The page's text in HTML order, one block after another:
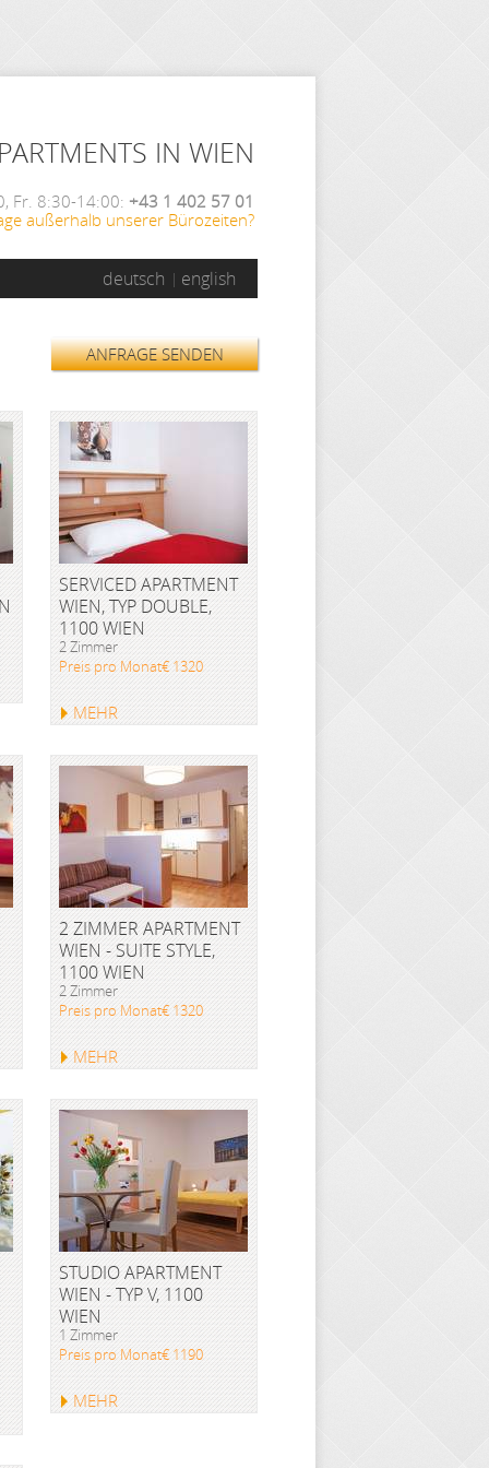
IN WIEN
Fr. 8:30-14:00: +43 1 402 57 01
außerhalb unserer Bürozeiten?
deutsch english
ANFRAGE SENDEN
SERVICED APARTMENT
WIEN, TYP DOUBLE,
1100 WIEN
2 Zimmer
Preis pro Monat€ 1320
MEHR
2 ZIMMER APARTMENT
WIEN - SUITE STYLE,
1100 WIEN
2 Zimmer
Preis pro Monat€ 1320
MEHR
STUDIO APARTMENT
WIEN - TYP V, 1100
WIEN
1 Zimmer
Preis pro Monat€ 1190
MEHR